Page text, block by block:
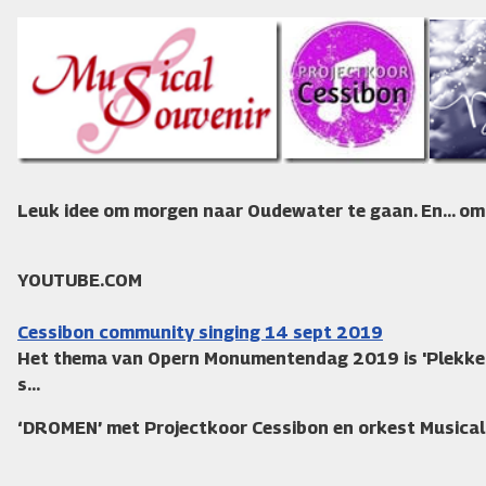
Leuk idee om morgen naar Oudewater te gaan. En...
YOUTUBE.COM
Cessibon community singing 14 sept 2019
Het thema van Opern Monumentendag 2019 is
s...
‘DROMEN’ met Projectkoor Cessibon en orkest